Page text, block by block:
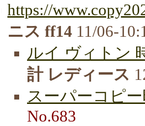
https://
ニス ff14 11/06-
ルイ ヴィトン
計 レディース
スーパーコピ
No.683